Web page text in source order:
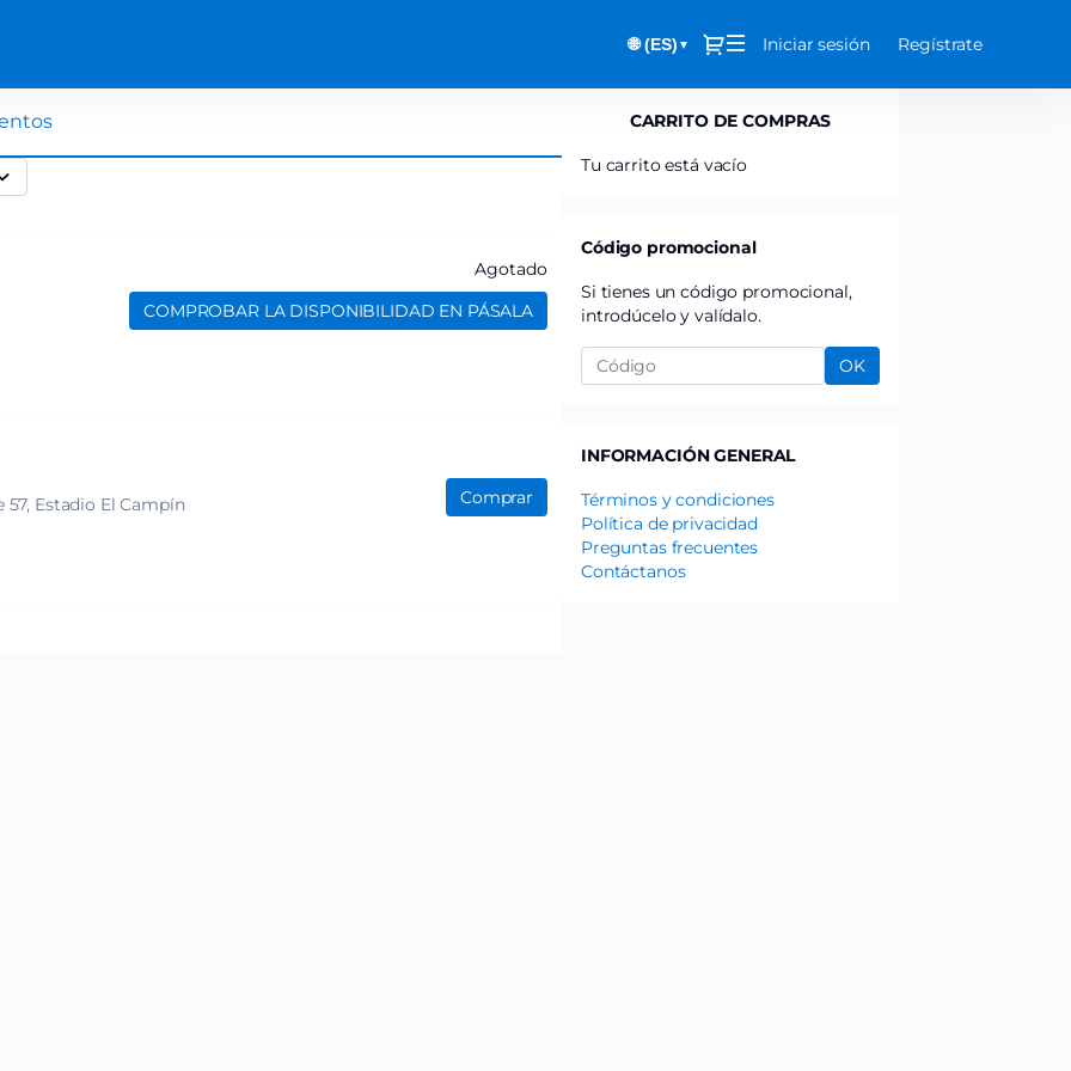
🌐 (ES) ▼ Diálogo
Iniciar sesión Regístrate
Agotado
COMPROBAR LA DISPONIBILIDAD EN PÁSALA
57 Estadio El Campín Comprar
CARRITO DE COMPRAS
Tu carrito está vacío
Código promocional
Si tienes un código promocional,
introdúcelo y valídalo.
OK
INFORMACIÓN GENERAL
Términos y condiciones
Política de privacidad
Preguntas frecuentes
Contáctanos